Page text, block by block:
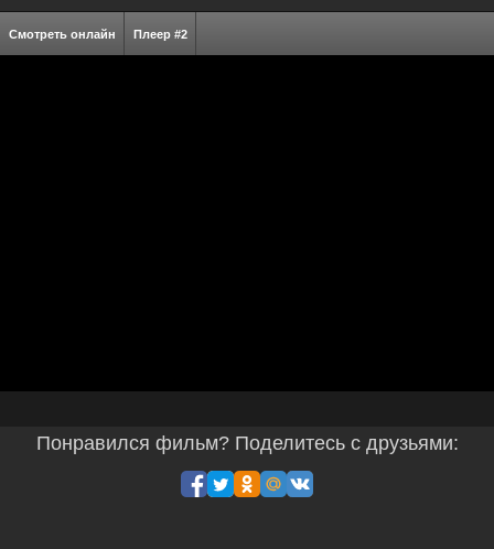
Смотреть онлайн Плеер #2
Понравился фильм? Поделитесь с друзьями: